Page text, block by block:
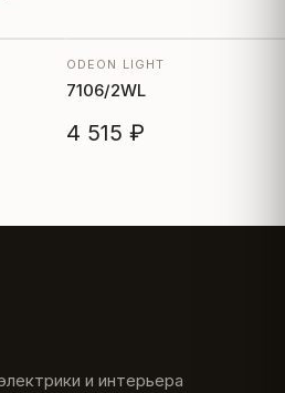
ODEON LIGHT
7106/2WL
4 515 ₽
и интерьера